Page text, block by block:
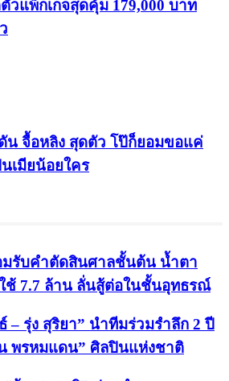
วแพ็กเกจสุดคุ้ม 179,000 บาท
น จื้อหลิง สุดตัว โป๊ก็ยอมขอแค่
นเมียน้อยใคร
มรับคำตัดสินศาลชั้นต้น น้ำตา
ช้ 7.7 ล้าน ลั่นสู้ต่อในชั้นอุทธรณ์
– รุ่ง สุริยา” นำทีมร่วมรำลึก 2 ปี
พรหมแดน” ศิลปินแห่งชาติ